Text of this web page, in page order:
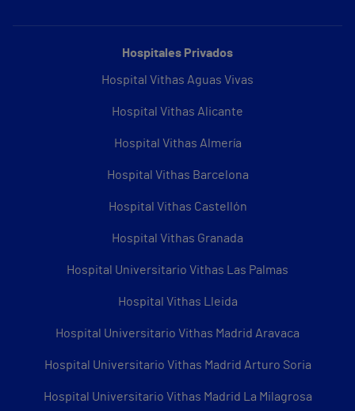
Hospitales Privados
Hospital Vithas Aguas Vivas
Hospital Vithas Alicante
Hospital Vithas Almería
Hospital Vithas Barcelona
Hospital Vithas Castellón
Hospital Vithas Granada
Hospital Universitario Vithas Las Palmas
Hospital Vithas Lleida
Hospital Universitario Vithas Madrid Aravaca
Hospital Universitario Vithas Madrid Arturo Soria
Hospital Universitario Vithas Madrid La Milagrosa